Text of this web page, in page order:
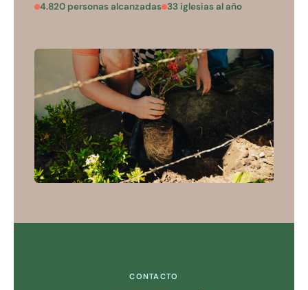
4.820 personas alcanzadas 33 iglesias al año
CONTACTO